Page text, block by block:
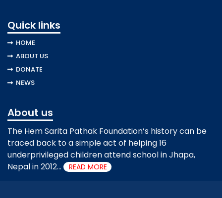
Quick links
HOME
ABOUT US
DONATE
NEWS
About us
The Hem Sarita Pathak Foundation’s history can be
traced back to a simple act of helping 16
underprivileged children attend school in Jhapa,
Nepal in 2012...
READ MORE